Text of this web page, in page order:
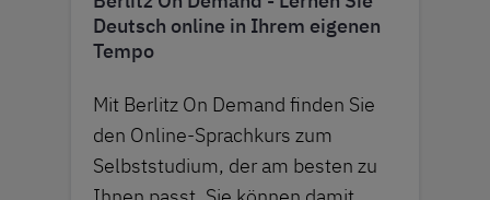
Deutsch online in Ihrem eigenen
Tempo
Mit Berlitz On Demand finden Sie
den Online-Sprachkurs zum
Selbststudium, der am besten zu